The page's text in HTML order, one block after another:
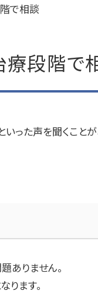
で相談
段階で
った声を聞くことが
ありません。
ります。